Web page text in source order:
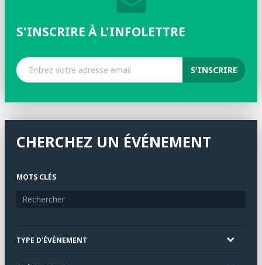
S'INSCRIRE À L'INFOLETTRE
CHERCHEZ UN ÉVÉNEMENT
MOTS CLÉS
TYPE D'ÉVÉNEMENT